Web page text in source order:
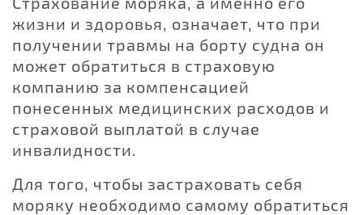
жизни и здоровья, означает, что при
получении травмы на борту судна он
может обратиться в страховую
компанию за компенсацией
понесенных медицинских расходов и
страховой выплатой в случае
инвалидности.
Для того, чтобы застраховать себя
моряку необходимо самому обратиться